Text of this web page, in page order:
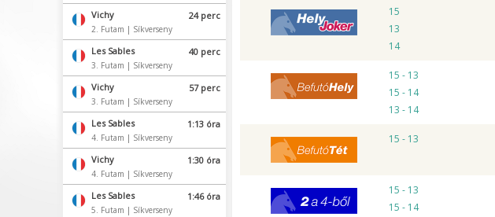
Vichy 24 perc
2. Futam | Síkverseny
Les Sables 40 perc
3. Futam | Síkverseny
Vichy 57 perc
3. Futam | Síkverseny
Les Sables 1:13 óra
4. Futam | Síkverseny
Vichy 1:30 óra
4. Futam | Síkverseny
Les Sables 1:46 óra
5. Futam | Síkverseny
Hely Joker 15
13
14
Befutó Hely 15 - 13
15 - 14
13 - 14
Befutó Tét 15 - 13
2 a 4-ből 15 - 13
15 - 14